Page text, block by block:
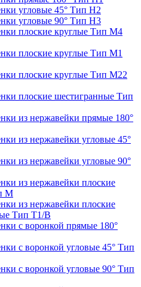
угловые 45° Тип H2
угловые 90° Тип H3
плоские круглые Тип M4
плоские круглые Тип M1
плоские круглые Тип M22
плоские шестигранные Тип
из нержавейки прямые 180°
из нержавейки угловые 45°
из нержавейки угловые 90°
из нержавейки плоские
M
из нержавейки плоские
Тип T1/B
с воронкой прямые 180°
с воронкой угловые 45° Тип
с воронкой угловые 90° Тип